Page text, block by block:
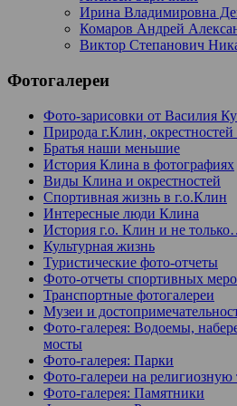
Ирина Владимировна
Комаров Андрей
Виктор Степанович
Фотогалереи
Фото-зарисовки от Василия
Природа г.Клин,
Братья наши меньшие
История Клина в фотографиях
Виды Клина и окрестностей
Спортивная жизнь в г.о.Клин
Интересные люди Клина
История г.о. Клин и не
Культурная жизнь
Туристические фото-отчеты
Фото-отчеты спортивных
Транспортные фотогалереи
Музеи и
Фото-галерея: Водоемы,
мосты
Фото-галерея: Парки
Фото-галереи на религиозную
Фото-галерея: Памятники